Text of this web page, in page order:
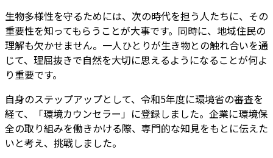
生物多様性を守るためには、次の時代を担う人たちに、その
重要性を知ってもらうことが大事です。同時に、地域住民の
理解も欠かせません。一人ひとりが生き物との触れ合いを通
じて、理屈抜きで自然を大切に思えるようになることが何よ
り重要です。
自身のステップアップとして、令和5年度に環境省の審査を
経て、「環境カウンセラー」に登録しました。企業に環境保
全の取り組みを働きかける際、専門的な知見をもとに伝えた
いと考え、挑戦しました。